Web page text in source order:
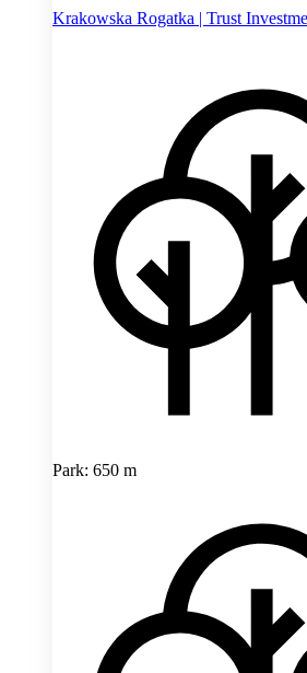
Krakowska Rogatka | Trust
Park: 650 m